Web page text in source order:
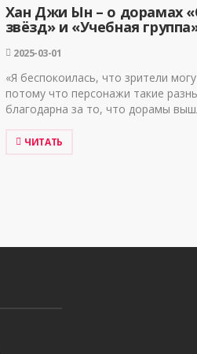
Хан Джи Ын – о дорамах
звёзд» и «Учебная
2025-03-01
«Я беспокоилась, что зрители
потому что персонажи такие
благодарна за то, что дорамы
ЧИТАТЬ